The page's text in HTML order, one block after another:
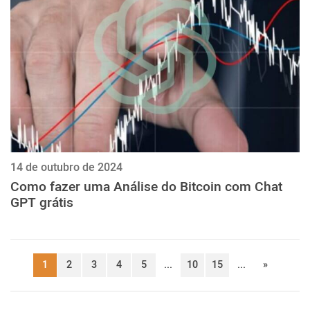
14 de outubro de 2024
Como fazer uma Análise do Bitcoin com Chat
GPT grátis
1 2 3 4 5 ... 10 15 ... »